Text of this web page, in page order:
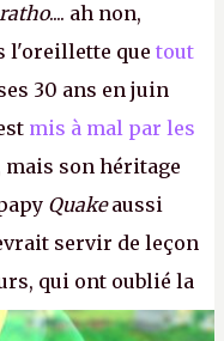
.... ah non,
l'oreillette que tout
30 ans en juin
mis à mal par les
mais son héritage
Quakeaussi
servir de leçon
qui ont oublié la
joueurs et les